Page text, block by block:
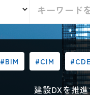
#BIM #CIM #CDE
建設DXを推